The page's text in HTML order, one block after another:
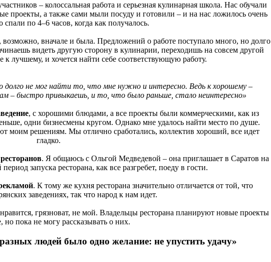
– колоссальная работа и серьезная кулинарная школа. Нас обучали
проекты, а также сами мыли посуду и готовили – и на нас ложилось очень
спали по 4–6 часов, когда как получалось.
возможно, вначале и была. Предложений о работе поступало много, но долго
видеть другую сторону в кулинарии, переходишь на совсем другой
к лучшему, и хочется найти себе соответствующую работу.
долго не мог найти то, что мне нужно и интересно. Ведь к хорошему –
– быстро привыкаешь, и то, что было раньше, стало неинтересно»
, с хорошими блюдами, а все проекты были коммерческими, как из
одни бизнесмены кругом. Однако мне удалось найти место по душе.
моим решениям. Мы отлично сработались, коллектив хороший, все идет
гладко.
. Я общаюсь с Ольгой Медведевой – она приглашает в Саратов на
запуска ресторана, как все разгребет, поеду в гости.
. К тому же кухня ресторана значительно отличается от той, что
заведениях, так что народ к нам идет.
грязноват, не мой. Владельцы ресторана планируют новые проекты
но пока не могу рассказывать о них.
людей было одно желание: не упустить удачу»